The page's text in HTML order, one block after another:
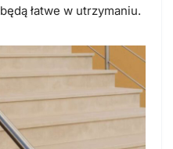
łatwe w utrzymaniu.